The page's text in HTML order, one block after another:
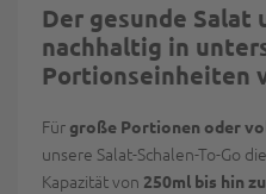
Der gesunde Salat
nachhaltig in
Portionseinheiten
Für große Portionen oder
unsere Salat-Schalen-To-Go
Kapazität von 250ml bis hin